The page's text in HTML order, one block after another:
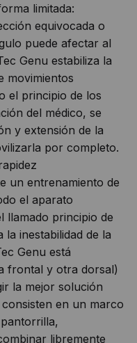
limitada:
equivocada o
puede afectar al
Genu estabiliza la
movimientos
el principio de los
del médico, se
y extensión de la
por completo.
un entrenamiento de
el aparato
llamado principio de
inestabilidad de la
Genu está
frontal y otra dorsal)
la mejor solución
en un marco
libremente